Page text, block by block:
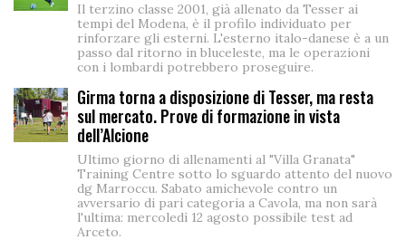
Il terzino classe 2001, già allenato da Tesser ai
tempi del Modena, è il profilo individuato per
rinforzare gli esterni. L'esterno italo-danese è a un
passo dal ritorno in bluceleste, ma le operazioni
con i lombardi potrebbero proseguire.
Girma torna a disposizione di Tesser, ma resta
sul mercato. Prove di formazione in vista
dell’Alcione
Ultimo giorno di allenamenti al "Villa Granata"
Training Centre sotto lo sguardo attento del nuovo
dg Marroccu. Sabato amichevole contro un
avversario di pari categoria a Cavola, ma non sarà
l'ultima: mercoledì 12 agosto possibile test ad
Arceto.